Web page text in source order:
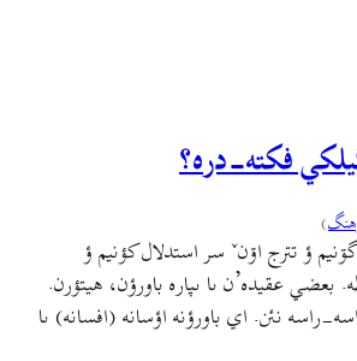
داشتند. این آهنگ یکی از وبلاگهایی بود
فکته-دره؟
)
ؤ تترج اۊنˇ سر استدلال کؤنيم ؤ
بعضي عقيده’ن ىا ىپاره باورؤن، هيتؤرن.
راسه نئن. اي باورؤنه اؤسانه (افسانه) ىا